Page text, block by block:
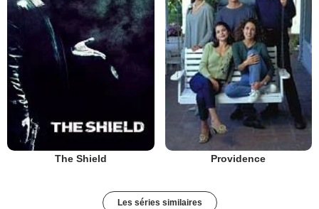
The Shield Providence
Les séries similaires